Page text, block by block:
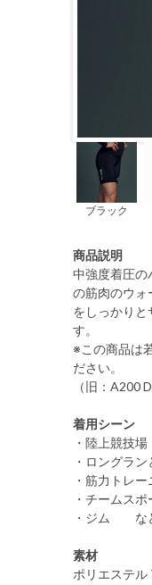
ブラック
商品説明
中強度着圧の
の筋肉のウォ
をしっかりと
す。
※この商品は
ださい。
（旧：A200
着用シーン
・陸上競技場
・ロングラ
・筋力トレ
・チームスポ
・ジム な
素材
ポリエステル